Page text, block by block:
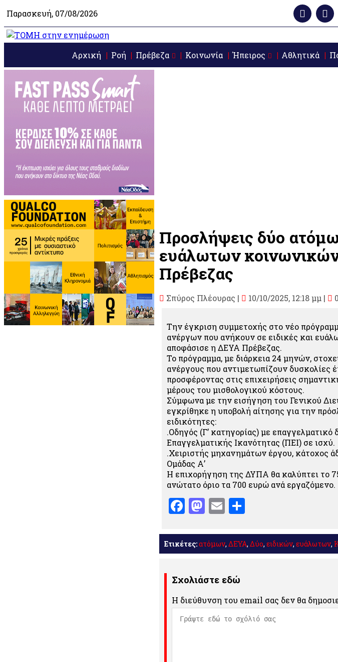
Παρασκευή, 07/08/2026
Αρχική Ροή Πρέβεζα Κοινωνία Ήπειρος Αθλητικά
Προσλήψεις δύο
ευάλωτων
Πρέβεζας
Σπύρος Πλέουρας | 10/10/2025, 12:18 μμ |
Την έγκριση συμμετοχής στο νέο
ανέργων που ανήκουν σε ειδικές και
αποφάσισε η ΔΕΥΑ Πρέβεζας.
Το πρόγραμμα, με διάρκεια 24 μηνών,
ανέργους που αντιμετωπίζουν δυσκολίες
προσφέροντας στις επιχειρήσεις
μέρους του μισθολογικού κόστους.
Σύμφωνα με την εισήγηση του Γενικού
εγκρίθηκε η υποβολή αίτησης για την
ειδικότητες:
.Οδηγός (Γ’ κατηγορίας) με επαγγελματικό
Επαγγελματικής Ικανότητας (ΠΕΙ) σε ισχύ.
.Χειριστής μηχανημάτων έργου, κάτοχος
Ομάδας Α’
Η επιχορήγηση της ΔΥΠΑ θα καλύπτει το
ανώτατο όριο τα 700 ευρώ ανά εργαζόμενο.
Facebook
Mastodon
Email
Ετικέτες:ατόμων, ΔΕΥΑ, Δύο, ειδικών, ευάλωτων,
Σχολιάστε εδώ
Η διεύθυνση του email σας δεν θα